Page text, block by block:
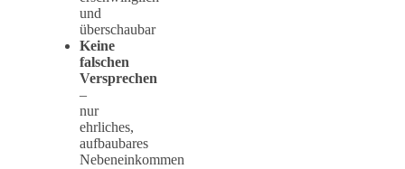
und
überschaubar
Keine
falschen
Versprechen
–
nur
ehrliches,
aufbaubares
Nebeneinkommen